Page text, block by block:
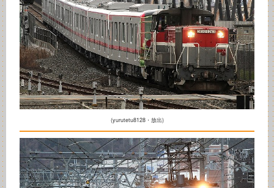
(yurutetu8128・放出)